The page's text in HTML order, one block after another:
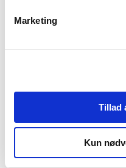
Marketing
Tillad
Kun
investere?
Hvad er det